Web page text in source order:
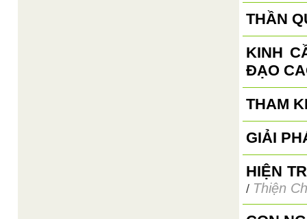
THẦN
KINH
ĐẠO
THAM
GIẢI
HIỆN
/ Thiện